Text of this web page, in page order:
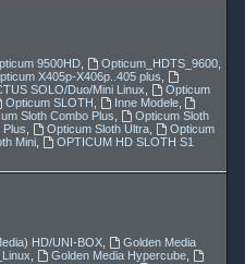
9500HD, Opticum_HDTS_9600,
X405p-X406p..405 plus
SOLO/Duo/Mini Linux
Opticum
Opticum SLOTH Inne Modele,
Sloth Combo Plus
Opticum Sloth
Plus Opticum Sloth Ultra,
Opticum
Mini,
OPTICUM HD SLOTH S1
HD/UNI-BOX,
Golden Media
Golden Media Hypercube,